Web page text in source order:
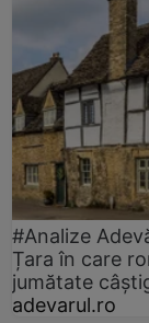
#Analize
Țara în care
jumătate
adevarul.ro